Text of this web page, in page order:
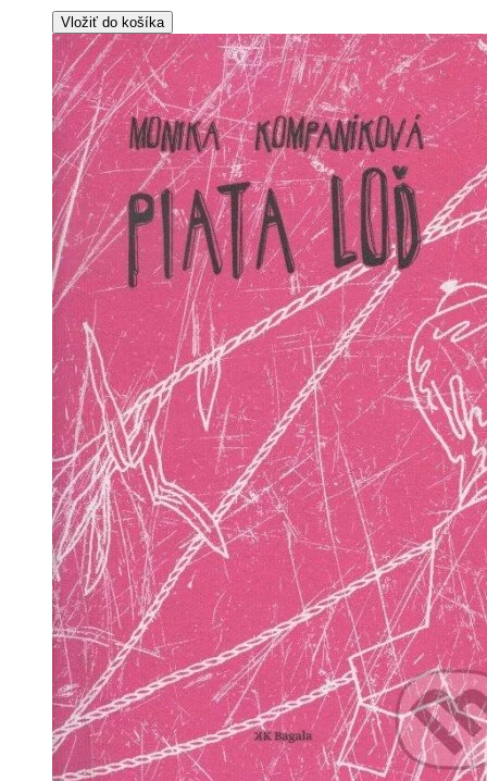
Vložiť do košíka